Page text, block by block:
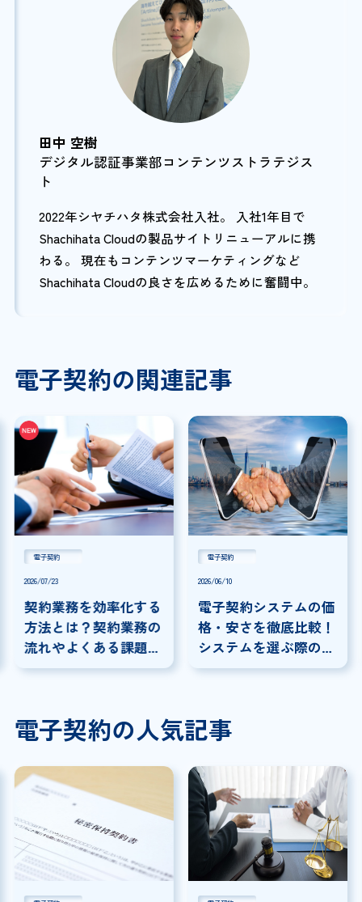
田中 空樹
デジタル認証事業部コンテンツストラテジス
ト
2022年シヤチハタ株式会社入社。 入社1年目で
Shachihata Cloudの製品サイトリニューアルに携
わる。 現在もコンテンツマーケティングなど
Shachihata Cloudの良さを広めるために奮闘中。
電子契約の関連記事
電子契約
2026/07/23
契約業務を効率化する
方法とは？契約業務の
流れやよくある課題に
ついて解説
電子契約
2026/06/10
電子契約システムの価
格・安さを徹底比較！
システムを選ぶ際の注
意点を解説
電子契約の人気記事